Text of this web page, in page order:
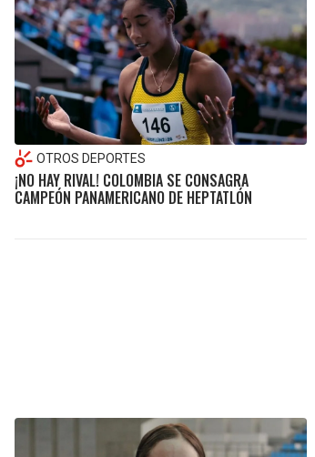
OTROS DEPORTES
¡NO HAY RIVAL! COLOMBIA SE CONSAGRA
CAMPEÓN PANAMERICANO DE HEPTATLÓN